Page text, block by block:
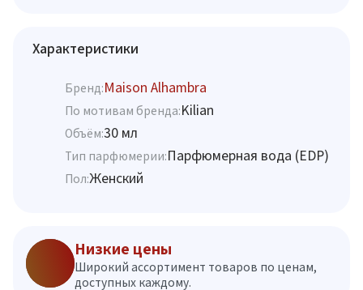
Характеристики
Бренд:Maison Alhambra
По мотивам бренда:Kilian
Объём:30 мл
Тип парфюмерии:Парфюмерная вода (EDP)
Пол:Женский
Низкие цены
Широкий ассортимент товаров по ценам,
доступных каждому.